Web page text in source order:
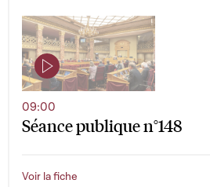
Séance publique n°148
09:00
Voir la fiche